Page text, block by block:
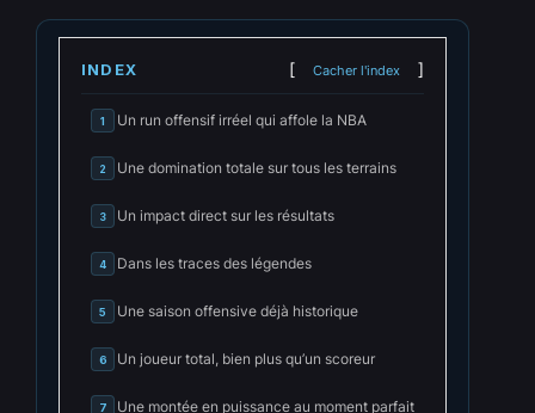
INDEX Cacher l'index
1 Un run offensif irréel qui affole la NBA
2 Une domination totale sur tous les terrains
3 Un impact direct sur les résultats
4 Dans les traces des légendes
5 Une saison offensive déjà historique
6 Un joueur total, bien plus qu’un scoreur
7 Une montée en puissance au moment parfait